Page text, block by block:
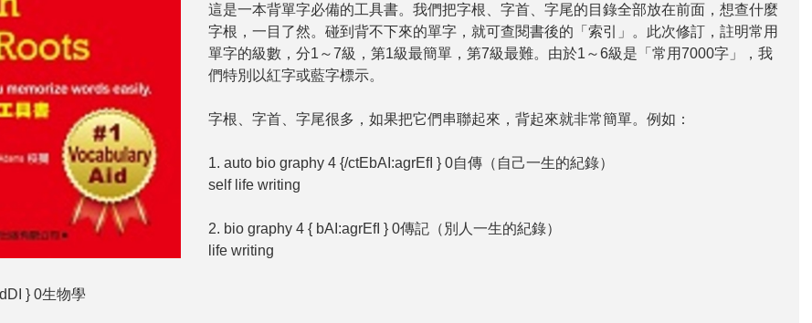
這是一本背單字必備的工具書。我們把字根、字首、字尾的目錄全部放在前面，想查什麼
字根，一目了然。碰到背不下來的單字，就可查閱書後的「索引」。此次修訂，註明常用
單字的級數，分1～7級，第1級最簡單，第7級最難。由於1～6級是「常用7000字」，我
們特別以紅字或藍字標示。
字根、字首、字尾很多，如果把它們串聯起來，背起來就非常簡單。例如：
1. auto bio graphy 4 {/ctEbAI:agrEfI } 0自傳（自己一生的紀錄）
self life writing
2. bio graphy 4 { bAI:agrEfI } 0傳記（別人一生的紀錄）
life writing
} 0生物學